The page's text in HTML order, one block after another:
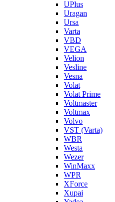
UPlus
Uragan
Ursa
Varta
VBD
VEGA
Velion
Vesline
Vesna
Volat
Volat Prime
Voltmaster
Voltmax
Volvo
VST (Varta)
WBR
Westa
Wezer
WinMaxx
WPR
XForce
Xupai